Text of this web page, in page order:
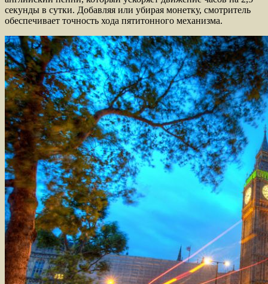
секунды в сутки. Добавляя или убирая монетку, смотритель
обеспечивает точность хода пятитонного механизма.